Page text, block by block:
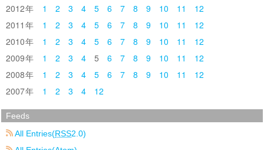
2012
1 2 3 4 5 6 7 8 9 10 11
12
2011
1 2 3 4 5 6 7 8 9 10 11
12
2010
1 2 3 4 5 6 7 8 9 10 11
12
2009
1 2 3 4 5 6 7 8 9 10 11
12
2008
1 2 3 4 5 6 7 8 9 10 11
12
2007
1 2 3 4 12
Feeds
All Entries(RSS2.0)